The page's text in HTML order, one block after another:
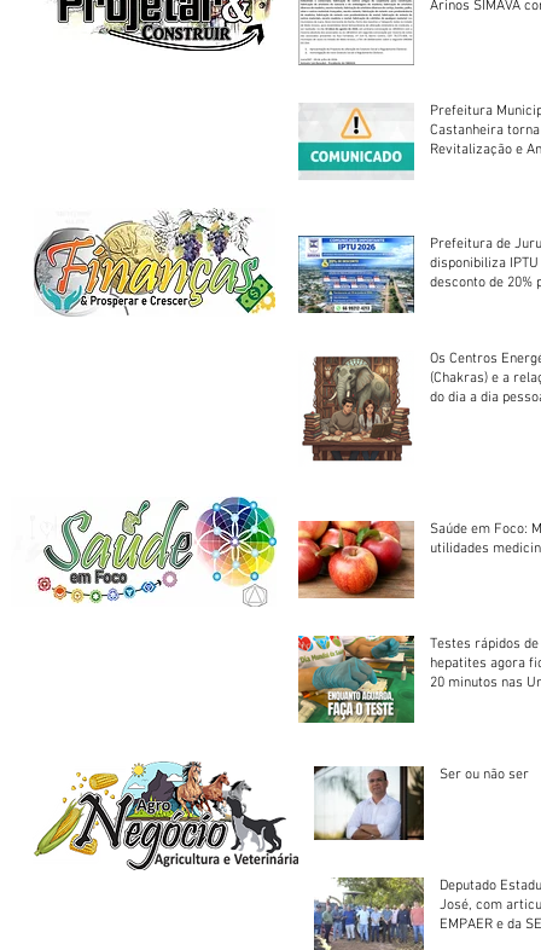
Arinos SIMAVA convoca à
Prefeitura
Castanheira
Revitalização e
Prefeitura de
disponibiliza
desconto de 20%
Os Centros
(Chakras) e a
do dia a dia
Saúde em Foco:
utilidades
Testes rápidos
hepatites agora
20 minutos nas
Ser ou não ser
Deputado
José, com
EMPAER e da